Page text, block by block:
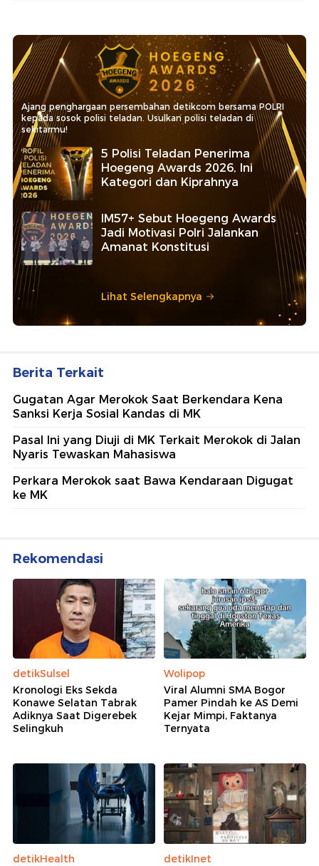
Ajang penghargaan persembahan detikcom bersama POLRI
kepada sosok polisi teladan. Usulkan polisi teladan di
sekitarmu!
5 Polisi Teladan Penerima
Hoegeng Awards 2026, Ini
Kategori dan Kiprahnya
IM57+ Sebut Hoegeng Awards
Jadi Motivasi Polri Jalankan
Amanat Konstitusi
Lihat Selengkapnya
Berita Terkait
Gugatan Agar Merokok Saat Berkendara Kena
Sanksi Kerja Sosial Kandas di MK
Pasal Ini yang Diuji di MK Terkait Merokok di Jalan
Nyaris Tewaskan Mahasiswa
Perkara Merokok saat Bawa Kendaraan Digugat
ke MK
Rekomendasi
detikSulsel
Kronologi Eks Sekda
Konawe Selatan Tabrak
Adiknya Saat Digerebek
Selingkuh
Wolipop
Viral Alumni SMA Bogor
Pamer Pindah ke AS Demi
Kejar Mimpi, Faktanya
Ternyata
detikHealth
detikInet